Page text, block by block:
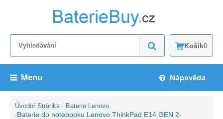
Košík0
Menu Nápověda
Úvodní Stránka Baterie Lenovo
Baterie do notebooku Lenovo ThinkPad E14 GEN 2-